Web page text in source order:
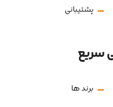
پشتیبانی
سریع
برند ها